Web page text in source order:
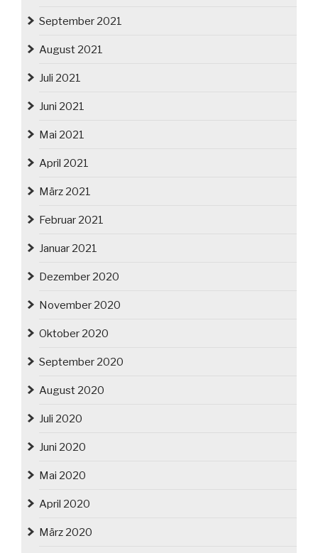
September 2021
August 2021
Juli 2021
Juni 2021
Mai 2021
April 2021
März 2021
Februar 2021
Januar 2021
Dezember 2020
November 2020
Oktober 2020
September 2020
August 2020
Juli 2020
Juni 2020
Mai 2020
April 2020
März 2020